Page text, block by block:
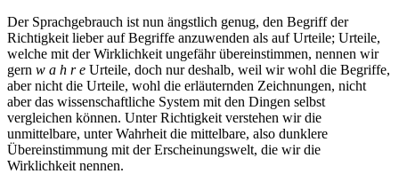
Der Sprachgebrauch ist nun ängstlich genug, den Begriff der
Richtigkeit lieber auf Begriffe anzuwenden als auf Urteile; Urteile,
welche mit der Wirklichkeit ungefähr übereinstimmen, nennen wir
gern w a h r e Urteile, doch nur deshalb, weil wir wohl die Begriffe,
aber nicht die Urteile, wohl die erläuternden Zeichnungen, nicht
aber das wissenschaftliche System mit den Dingen selbst
vergleichen können. Unter Richtigkeit verstehen wir die
unmittelbare, unter Wahrheit die mittelbare, also dunklere
Übereinstimmung mit der Erscheinungswelt, die wir die
Wirklichkeit nennen.